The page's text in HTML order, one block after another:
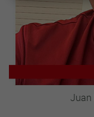
Juan